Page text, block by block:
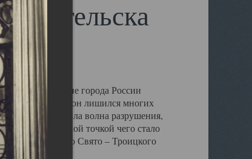
губернские города России
которых он лишился многих
ударила волна разрушения,
годов. Отправной точкой чего стало
кафедрального Свято – Троицкого